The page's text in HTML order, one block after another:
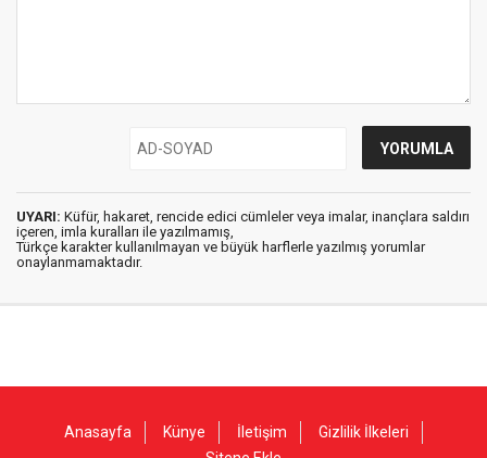
UYARI: Küfür, hakaret, rencide edici cümleler veya imalar, inançlara saldırı
içeren, imla kuralları ile yazılmamış,
Türkçe karakter kullanılmayan ve büyük harflerle yazılmış yorumlar
onaylanmamaktadır.
Anasayfa Künye İletişim
Gizlilik İlkeleri